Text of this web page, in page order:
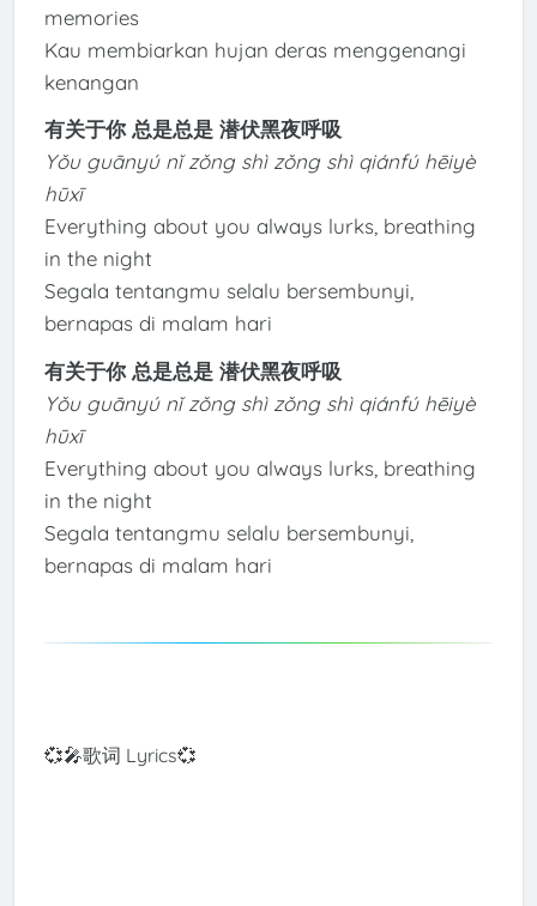
memories
Kau membiarkan hujan deras menggenangi
kenangan
有关于你 总是总是 潜伏黑夜呼吸
Yǒu guānyú nǐ zǒng shì zǒng shì qiánfú hēiyè
hūxī
Everything about you always lurks, breathing
in the night
Segala tentangmu selalu bersembunyi,
bernapas di malam hari
有关于你 总是总是 潜伏黑夜呼吸
Yǒu guānyú nǐ zǒng shì zǒng shì qiánfú hēiyè
hūxī
Everything about you always lurks, breathing
in the night
Segala tentangmu selalu bersembunyi,
bernapas di malam hari
💞🎤歌词 Lyrics💞